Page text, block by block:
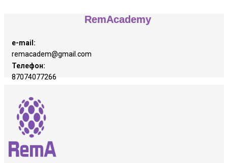
RemAcademy
e-mail:
remacadem@gmail.com
Телефон:
87074077266